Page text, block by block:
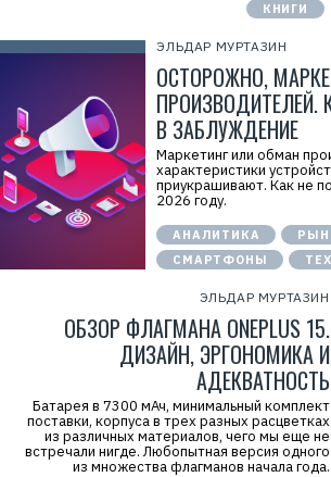
КНИГИ
ЭЛЬДАР МУРТАЗИН
ОСТОРОЖНО,
ПРОИЗВОДИТЕЛЕЙ.
В ЗАБЛУЖДЕНИЕ
Маркетинг или обман
характеристики
приукрашивают. Как не
2026 году.
АНАЛИТИКА
СМАРТФОНЫ
ЭЛЬДАР МУРТАЗИН
ОБЗОР ФЛАГМАНА ONEPLUS 15.
ДИЗАЙН, ЭРГОНОМИКА И
АДЕКВАТНОСТЬ
Батарея в 7300 мАч, минимальный комплект
поставки, корпуса в трех разных расцветках
из различных материалов, чего мы еще не
встречали нигде. Любопытная версия одного
из множества флагманов начала года.